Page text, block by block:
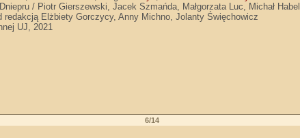
/ Piotr Gierszewski, Jacek Szmańda, Małgorzata Luc, Michał
Elżbiety Gorczycy, Anny Michno, Jolanty Święchowicz
UJ, 2021
6/14